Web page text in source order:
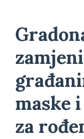
maske
za